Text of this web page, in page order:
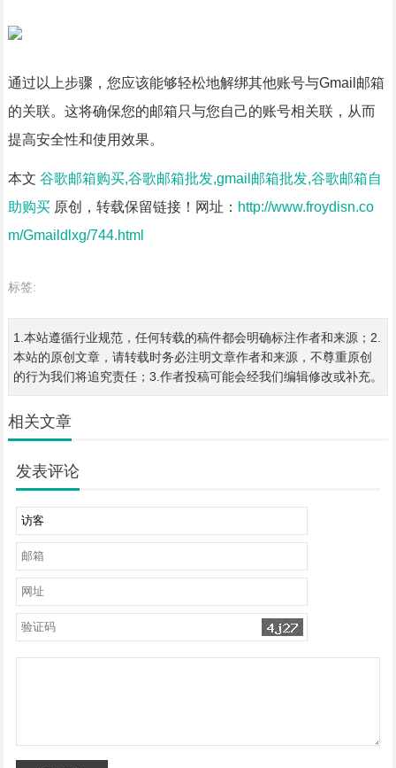
通过以上步骤，您应该能够轻松地解绑其他账号与Gmail邮箱
的关联。这将确保您的邮箱只与您自己的账号相关联，从而
提高安全性和使用效果。
本文 谷歌邮箱购买,谷歌邮箱批发,gmail邮箱批发,谷歌邮箱自
助购买原创，转载保留链接！网址： http://www.froydisn.co
m/Gmaildlxg/744.html
标签:
1.本站遵循行业规范，任何转载的稿件都会明确标注作者和来源；2.
本站的原创文章，请转载时务必注明文章作者和来源，不尊重原创
的行为我们将追究责任；3.作者投稿可能会经我们编辑修改或补充。
相关文章
发表评论